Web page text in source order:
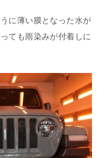
に薄い膜となった水が
ても雨染みが付着しに